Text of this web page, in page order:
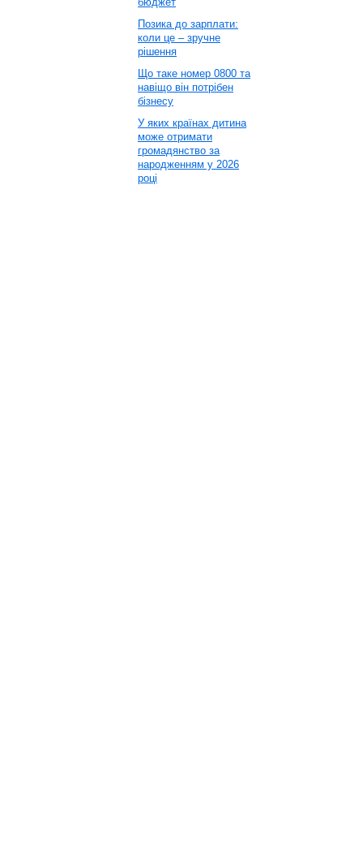
Позика до зарплати:
коли це – зручне
рішення
Що таке номер 0800 та
навіщо він потрібен
бізнесу
У яких країнах дитина
може отримати
громадянство за
народженням у 2026
році